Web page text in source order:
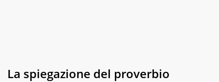
La spiegazione del proverbio